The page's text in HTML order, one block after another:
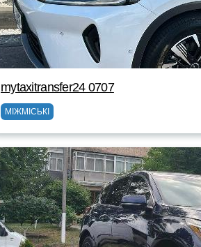
mytaxitransfer24 0707
МІЖМІСЬКІ